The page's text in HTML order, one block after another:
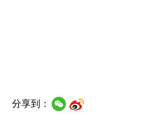
分享到：